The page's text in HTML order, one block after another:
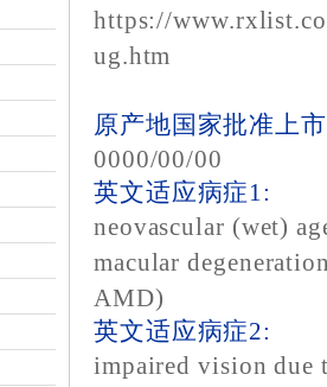
https://
ug.htm
原产地国家批准上
0000/00/00
英文适应病症1:
neovascular (wet)
macular
AMD)
英文适应病症2:
impaired vision due